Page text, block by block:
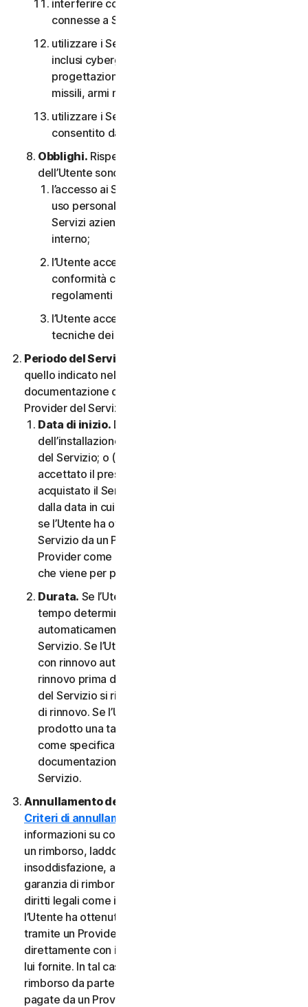
interferire con o interrompere server o reti
connesse a Software o Servizi;
utilizzare i Servizi per qualsiasi scopo militare,
inclusi cyberguerra, sviluppo di armi,
progettazione, fabbricazione o produzione di
missili, armi nucleari, chimiche o biologiche;
utilizzare i Servizi in qualsiasi modo non
consentito dal CLS.
Obblighi. Rispetto all’uso del Servizio, gli obblighi
dell’Utente sono i seguenti:
l’accesso ai Servizi per i consumatori è solo per
uso personale o domestico oppure, nel caso dei
Servizi aziendali, è solo per uso aziendale
interno;
l’Utente accetta di utilizzare i Servizi in
conformità con il CLS e tutte le leggi e i
regolamenti applicabili;
l’Utente accetta di rispettare tutte le limitazioni
tecniche dei Servizi e/o del Software.
Periodo del Servizio.
quello indicato nella Documentazione o nella
documentazione di transazione applicabile dal
Provider del Servizio.
Data di inizio. Dovrà partire (a) dalla data
dell’installazione iniziale del Software o dell’utilizzo
del Servizio; o (b) dalla data in cui l’Utente ha
accettato il presente CLS; o (c) se l’Utente ha
acquistato il Servizio dal nostro negozio online,
dalla data in cui è stato completato l’acquisto; o (d)
se l’Utente ha ottenuto il diritto di utilizzare il
Servizio da un Provider, dalla data stabilita da tale
Provider come applicabile, qualunque sia la data
che viene per prima.
Durata. Se l’Utente dispone di un abbonamento a
tempo determinato, il Servizio terminerà
automaticamente al termine del Periodo del
Servizio. Se l’Utente dispone di un abbonamento
con rinnovo automatico, a meno che non annulli il
rinnovo prima della data di fatturazione, il Periodo
del Servizio si rinnoverà automaticamente alla data
di rinnovo. Se l’Utente dispone di un servizio o di un
prodotto una tantum, il Periodo del servizio durerà
come specificato nella Documentazione o nella
documentazione applicabile dal Provider del
Servizio.
Annullamento del Servizio.
Criteri di annullamento e di rimborso
informazioni su come annullare il contratto e ottenere
un rimborso, laddove applicabile. In caso di
insoddisfazione, alcuni Servizi possono includere una
garanzia di rimborso, indipendentemente da eventuali
diritti legali come i diritti di recesso. Tuttavia, se
l’Utente ha ottenuto il diritto di utilizzare il Servizio
tramite un Provider e desidera annullarlo, deve farlo
direttamente con il Provider, seguendo le istruzioni da
lui fornite. In tal caso, non si ha diritto a nessun
rimborso da parte nostra di eventuali commissioni
pagate da un Provider.